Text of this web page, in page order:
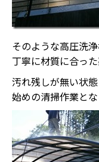
そのような高圧洗
丁寧に材質に合っ
汚れ残しが無い状
始めの清掃作業と